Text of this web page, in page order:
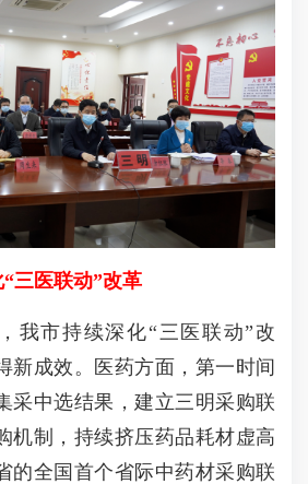
“三医联动”改革
我市持续深化“三医联动”改
新成效。医药方面，第一时间
采中选结果，建立三明采购联
机制，持续挤压药品耗材虚高
的全国首个省际中药材采购联